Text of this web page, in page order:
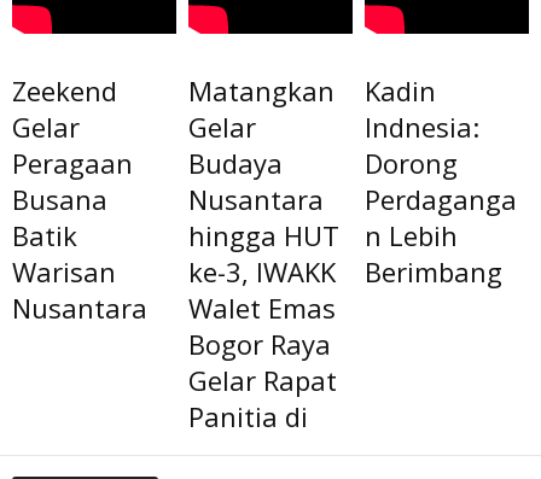
Zeekend
Gelar
Peragaan
Busana
Batik
Warisan
Nusantara
Matangkan
Gelar
Budaya
Nusantara
hingga HUT
ke-3, IWAKK
Walet Emas
Bogor Raya
Gelar Rapat
Panitia di
Kadin
Indnesia:
Dorong
Perdaganga
n Lebih
Berimbang